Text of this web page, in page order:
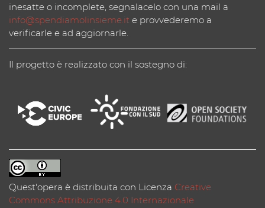
inesatte o incomplete, segnalacelo con una mail a
info@spendiamolinsieme.it e provvederemo a
verificarle e ad aggiornarle.
Il progetto è realizzato con il sostegno di:
Quest'opera è distribuita con Licenza Creative
Commons Attribuzione 4.0 Internazionale